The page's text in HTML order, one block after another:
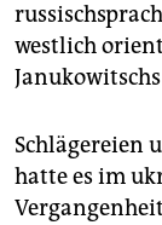
westlich
Schlägereien
hatte es im